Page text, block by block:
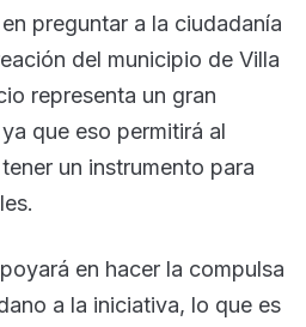
preguntar a la ciudadanía
del municipio de Villa
representa un gran
que eso permitirá al
un instrumento para
en hacer la compulsa
a la iniciativa, lo que es